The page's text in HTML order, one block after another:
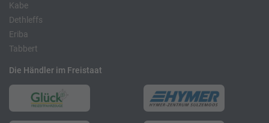
Kabe
Dethleffs
Eriba
Tabbert
Die Händler im Freistaat